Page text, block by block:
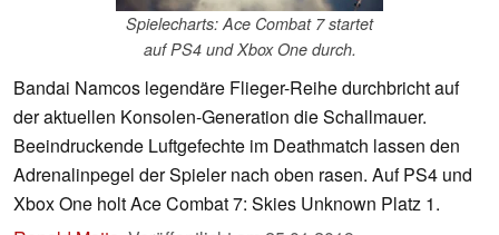
Spielecharts: Ace Combat 7 startet
auf PS4 und Xbox One durch.
Bandai Namcos legendäre Flieger-Reihe durchbricht auf
der aktuellen Konsolen-Generation die Schallmauer.
Beeindruckende Luftgefechte im Deathmatch lassen den
Adrenalinpegel der Spieler nach oben rasen. Auf PS4 und
Xbox One holt Ace Combat 7: Skies Unknown Platz 1.